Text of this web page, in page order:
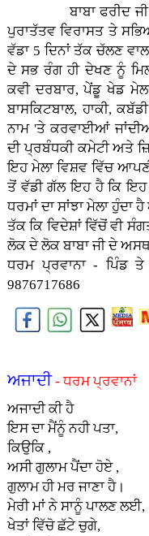
ਬਾਬਾ ਫਰੀਦ ਜੀ ਦੇ
ਪੁਰਾਤੱਤਵ ਵਿਰਾਸਤ ਤੇ
ਵੱਡਾ 5 ਦਿਨਾਂ ਤੱਕ ਚੱਲਣ
ਦੇ ਸਭ ਰੰਗ ਹੀ ਦੇਖਣ ਨੂੰ
ਕਵੀ ਦਰਬਾਰ, ਪੇਂਡੂ ਖੇਡ
ਬਾਸਕਿਟਬਾਲ, ਹਾਕੀ,
ਨਾਮ 'ਤੇ ਕਰਵਾਈਆਂ
ਦੀ ਪ੍ਰਬੰਧਕੀ ਕਮੇਟੀ ਅਤੇ
ਇਹ ਮੇਲਾ ਵਿਸ਼ਵ ਵਿੱਚ
ਤੋਂ ਵੱਡੀ ਗੱਲ ਇਹ ਹੈ ਕਿ
ਧਰਮਾਂ ਦਾ ਸਾਂਝਾ ਮੇਲਾ ਹੁੰਦਾ
ਤੱਕ ਕਿ ਵਿਦੇਸ਼ਾਂ ਵਿੱਚੋਂ ਵੀ
ਲੋਕ ਦੇ ਲੋਕ ਬਾਬਾ ਜੀ ਦੇ
ਧਰਮ ਪ੍ਰਵਾਨਾ - ਪਿੰਡ
9876717686
ਅਜਾਦੀ- ਧਰਮ ਪ੍ਰਵਾਨਾਂ
ਅਜਾਦੀ ਕੀ ਹੈ
ਇਸ ਦਾ ਮੈਂਨੂੰ ਨਹੀ ਪਤਾ,
ਕਿਉਕਿ ,
ਅਸੀ ਗੁਲਾਮ ਪੈਂਦਾ ਹੋਏ ,
ਗੁਲਾਮ ਹੀ ਮਰ ਜਾਣਾ ਹੈ।
ਮੇਰੀ ਮਾਂ ਨੇ ਸਾਨੂੰ ਪਾਲਣ ਲਈ,
ਖੇਤਾਂ ਵਿੱਚੋ ਛੱਟੇ ਚੁਗੇ,